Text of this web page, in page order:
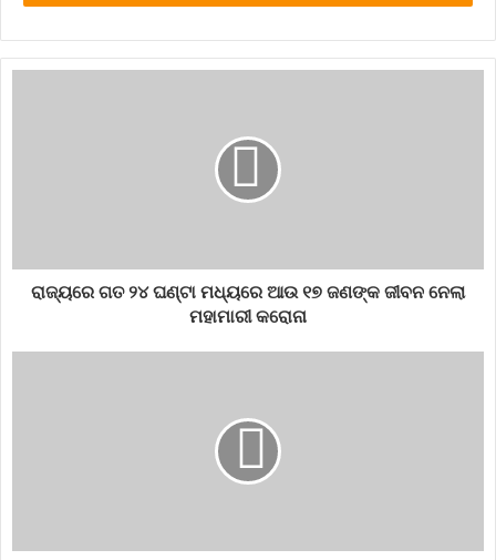
ରାଜ୍ୟରେ ଗତ ୨୪ ଘଣ୍ଟା ମଧ୍ୟରେ ଆଉ ୧୭ ଜଣଙ୍କ ଜୀବନ ନେଲା
ମହାମାରୀ କରୋନା